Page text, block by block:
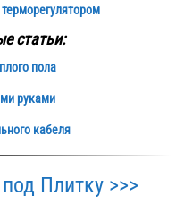
статьи:
пола
руками
кабеля
Плитку >>>